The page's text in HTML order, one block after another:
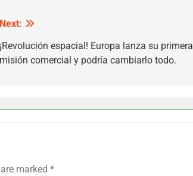
Next:
¡Revolución espacial! Europa lanza su primera
misión comercial y podría cambiarlo todo.
marked *